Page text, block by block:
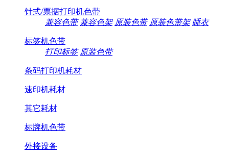
针式/票据打印机色带
兼容色带 兼容色架 原装色带 原装色带架 睡衣
标签机色带
打印标签 原装色带
条码打印机耗材
速印机耗材
其它耗材
标牌机色带
外接设备